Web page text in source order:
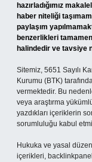
hazırladığımız
haber niteliği
paylaşım
benzerlikleri
halindedir ve tavsiye
Sitemiz, 5651 Sayılı
Kurumu (BTK)
vermektedir. Bu
veya araştırma
yazdıkları içeriklerin
sorumluluğu kabul
Hukuka ve yasal
içerikleri,